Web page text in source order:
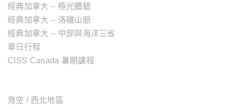
經典加拿大 – 極光體驗
經典加拿大 – 洛磯山脈
經典加拿大 – 中部與海洋三省
單日行程
CISS Canada 暑期課程
育空 / 西北地區